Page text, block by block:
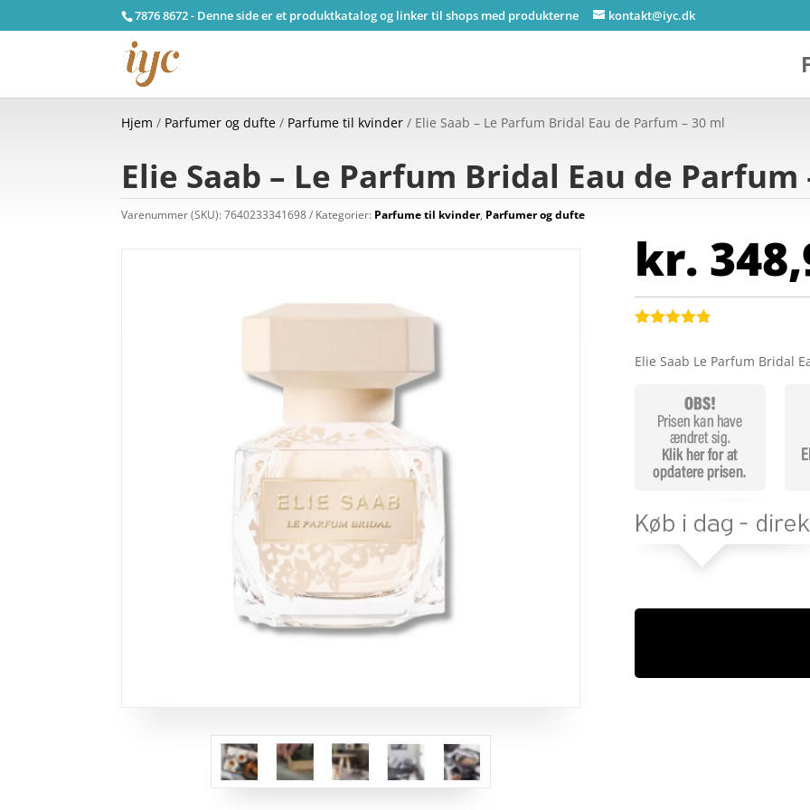
7876 8672 - Denne side er et produktkatalog og linker til shops med produkterne kontakt@iyc.dk
Hjem / Parfumer og dufte / Parfume til kvinder / Elie Saab – Le Parfum Bridal Eau de Parfum – 30 ml
Elie Saab – Le Parfum Bridal Eau de Parfum
Varenummer (SKU):7640233341698 Kategorier: Parfume til kvinder, Parfumer og dufte
kr.
ud af 5
kundebedøm
Elie Saab Le Parfum Bridal